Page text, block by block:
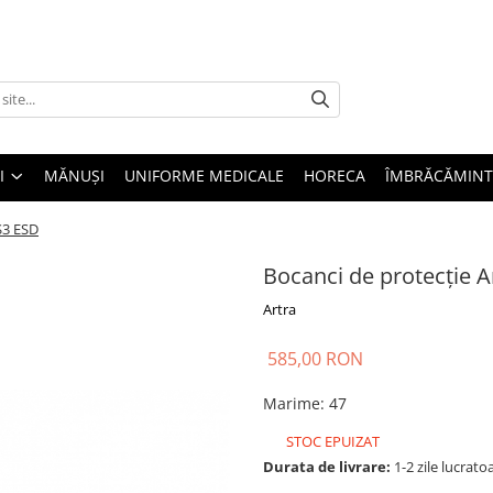
MĂNUȘI UNIFORME MEDICALE HORECA
ESD
Bocanci de protecție
Artra
585,00 RON
Marime: 47
STOC EPUIZAT
Durata de livrare: 1-2 zile